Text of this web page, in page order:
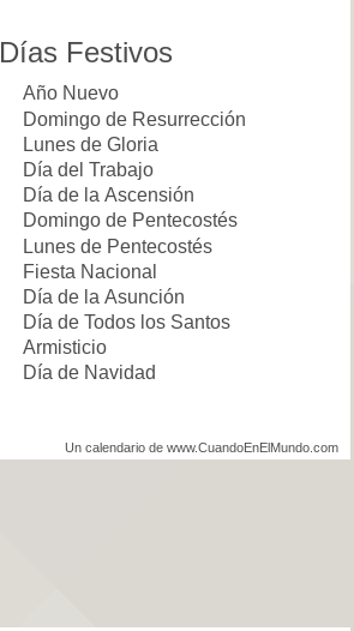
Días Festivos
Año Nuevo
Domingo de Resurrección
Lunes de Gloria
Día del Trabajo
Día de la Ascensión
Domingo de Pentecostés
Lunes de Pentecostés
Fiesta Nacional
Día de la Asunción
Día de Todos los Santos
Armisticio
Día de Navidad
Un calendario de www.CuandoEnElMundo.com